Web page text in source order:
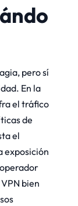
pero sí
En la
el tráfico
de
el
exposición
bien